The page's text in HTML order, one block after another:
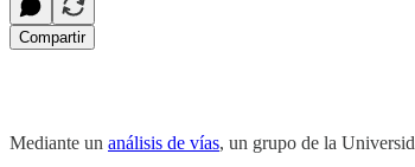
Compartir
Mediante un análisis de vías, un grupo de la